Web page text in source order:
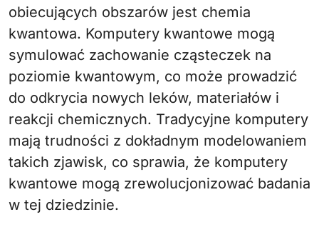
obiecujących obszarów jest chemia
kwantowa. Komputery kwantowe mogą
symulować zachowanie cząsteczek na
poziomie kwantowym, co może prowadzić
do odkrycia nowych leków, materiałów i
reakcji chemicznych. Tradycyjne komputery
mają trudności z dokładnym modelowaniem
takich zjawisk, co sprawia, że komputery
kwantowe mogą zrewolucjonizować badania
w tej dziedzinie.